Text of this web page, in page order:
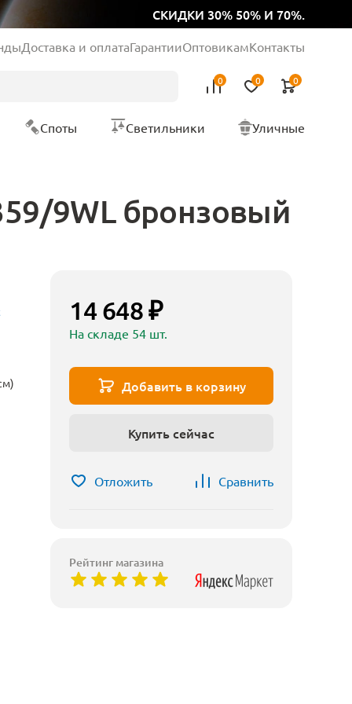
СКИДКИ 30% 50% И 70%.
Доставка и оплатаГарантииОптовикамКонтакты
0 0 0
Споты Светильники Уличные
9WL бронзовый
14 648 ₽
На складе 54 шт.
Добавить в корзину
Купить сейчас
Отложить Сравнить
Рейтинг магазина